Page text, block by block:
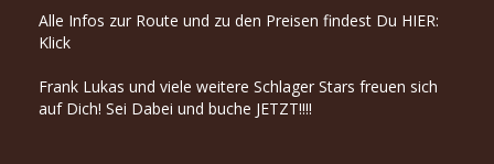
Alle Infos zur Route und zu den Preisen findest Du HIER:
Klick
Frank Lukas und viele weitere Schlager Stars freuen sich
auf Dich! Sei Dabei und buche JETZT!!!!